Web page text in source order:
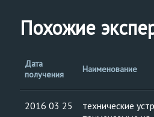
Похожие
Дата
получения
Наименование
2016 03 25
технические